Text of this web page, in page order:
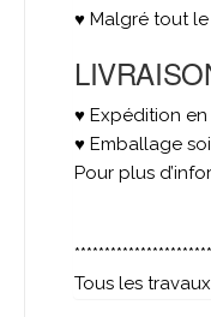
♥ Malgré tout
♥ Expédition
♥ Emballage
Pour plus
Tous les